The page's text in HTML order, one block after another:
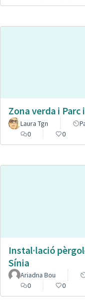
Zona verda i
Laura Tgn
0
0
Instal·lació
Sínia
Ariadna Bou
0
0